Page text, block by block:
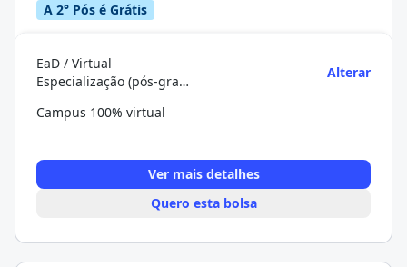
A 2° Pós é Grátis
EaD / Virtual
Especialização (pós-graduação)
Alterar
Campus 100% virtual
Ver mais detalhes
Quero esta bolsa